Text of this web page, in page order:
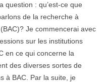
question : qu’est-ce que
de la recherche à
Je commencerai avec
sur les institutions
en ce qui concerne la
des diverses sortes de
à BAC. Par la suite, je